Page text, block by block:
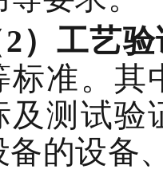
2）工艺
标准。其
及测试验
备的设备